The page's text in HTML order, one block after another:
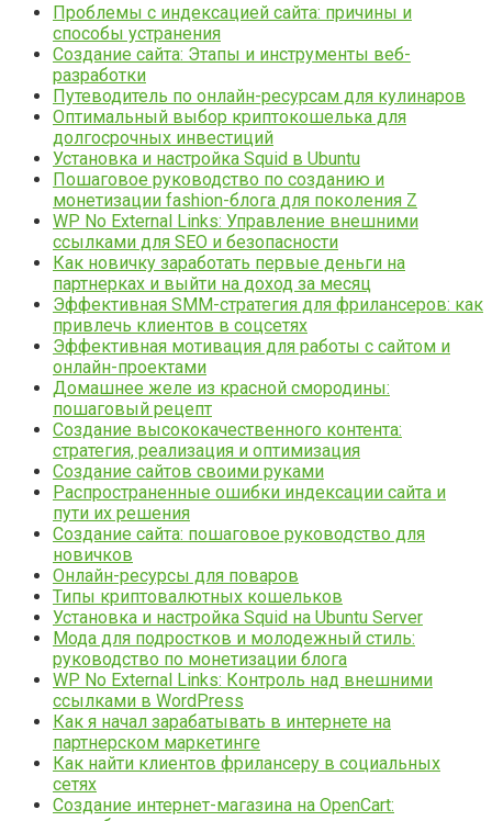
Проблемы с индексацией сайта: причины и
способы устранения
Создание сайта: Этапы и инструменты веб-
разработки
Путеводитель по онлайн-ресурсам для кулинаров
Оптимальный выбор криптокошелька для
долгосрочных инвестиций
Установка и настройка Squid в Ubuntu
Пошаговое руководство по созданию и
монетизации fashion-блога для поколения Z
WP No External Links: Управление внешними
ссылками для SEO и безопасности
Как новичку заработать первые деньги на
партнерках и выйти на доход за месяц
Эффективная SMM-стратегия для фрилансеров: как
привлечь клиентов в соцсетях
Эффективная мотивация для работы с сайтом и
онлайн-проектами
Домашнее желе из красной смородины:
пошаговый рецепт
Создание высококачественного контента:
стратегия, реализация и оптимизация
Создание сайтов своими руками
Распространенные ошибки индексации сайта и
пути их решения
Создание сайта: пошаговое руководство для
новичков
Онлайн-ресурсы для поваров
Типы криптовалютных кошельков
Установка и настройка Squid на Ubuntu Server
Мода для подростков и молодежный стиль:
руководство по монетизации блога
WP No External Links: Контроль над внешними
ссылками в WordPress
Как я начал зарабатывать в интернете на
партнерском маркетинге
Как найти клиентов фрилансеру в социальных
сетях
Создание интернет-магазина на OpenCart: